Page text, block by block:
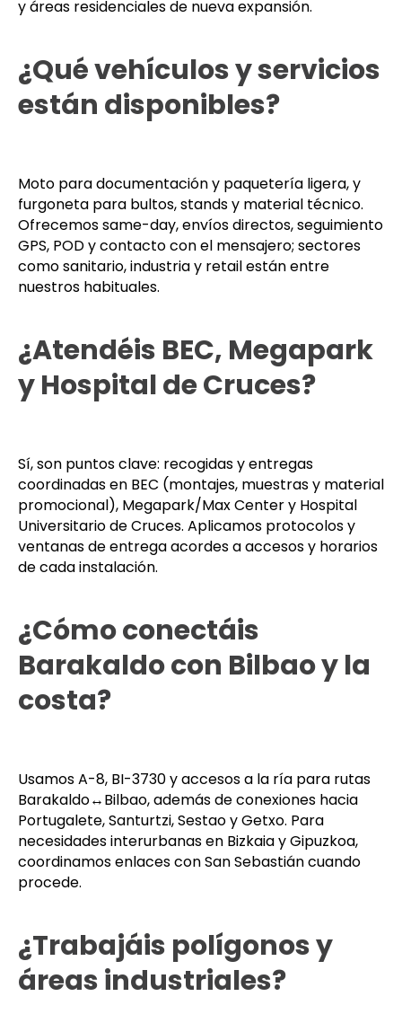
y áreas residenciales de nueva expansión.
¿Qué vehículos y servicios
están disponibles?
Moto para documentación y paquetería ligera, y
furgoneta para bultos, stands y material técnico.
Ofrecemos same-day, envíos directos, seguimiento
GPS, POD y contacto con el mensajero; sectores
como sanitario, industria y retail están entre
nuestros habituales.
¿Atendéis BEC, Megapark
y Hospital de Cruces?
Sí, son puntos clave: recogidas y entregas
coordinadas en BEC (montajes, muestras y material
promocional), Megapark/Max Center y Hospital
Universitario de Cruces. Aplicamos protocolos y
ventanas de entrega acordes a accesos y horarios
de cada instalación.
¿Cómo conectáis
Barakaldo con Bilbao y la
costa?
Usamos A-8, BI-3730 y accesos a la ría para rutas
Barakaldo↔Bilbao, además de conexiones hacia
Portugalete, Santurtzi, Sestao y Getxo. Para
necesidades interurbanas en Bizkaia y Gipuzkoa,
coordinamos enlaces con San Sebastián cuando
procede.
¿Trabajáis polígonos y
áreas industriales?